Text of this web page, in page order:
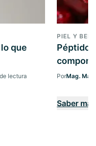
que
lectura
PIEL Y
PorMag.
Saber más